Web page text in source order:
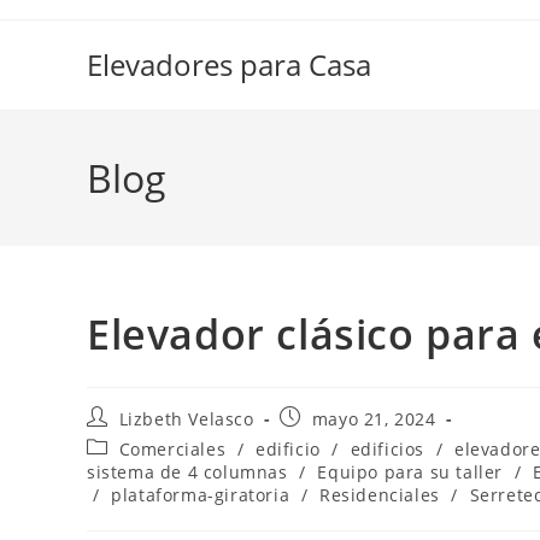
Elevadores para Casa
Blog
Elevador clásico para
Lizbeth Velasco
mayo 21, 2024
Comerciales / edificio / edificios /
sistema de 4 columnas / Equipo para su taller /
/ plataforma-giratoria / Residenciales /